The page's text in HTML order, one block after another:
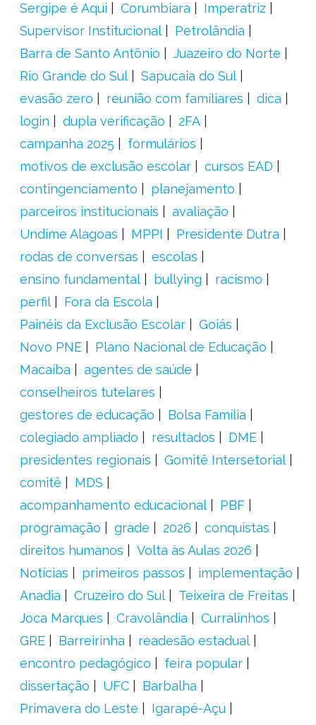
Sergipe é Aqui
Corumbiara
Imperatriz
Supervisor Institucional
Petrolândia
Barra de Santo Antônio
Juazeiro do Norte
Rio Grande do Sul
Sapucaia do Sul
evasão zero
reunião com familiares
dica
login
dupla verificação
2FA
campanha 2025
formulários
motivos de exclusão escolar
cursos EAD
contingenciamento
planejamento
parceiros institucionais
avaliação
Undime Alagoas
MPPI
Presidente Dutra
rodas de conversas
escolas
ensino fundamental
bullying
racismo
perfil
Fora da Escola
Painéis da Exclusão Escolar
Goiás
Novo PNE
Plano Nacional de Educação
Macaíba
agentes de saúde
conselheiros tutelares
gestores de educação
Bolsa Família
colegiado ampliado
resultados
DME
presidentes regionais
Gomitê Intersetorial
comitê
MDS
acompanhamento educacional
PBF
programação
grade 2026
conquistas
direitos humanos
Volta às Aulas 2026
Notícias
primeiros passos
implementação
Anadia
Cruzeiro do Sul
Teixeira de Freitas
Joca Marques
Cravolândia
Curralinhos
GRE
Barreirinha
readesão estadual
encontro pedagógico
feira popular
dissertação
UFC
Barbalha
Primavera do Leste
Igarapé-Açu